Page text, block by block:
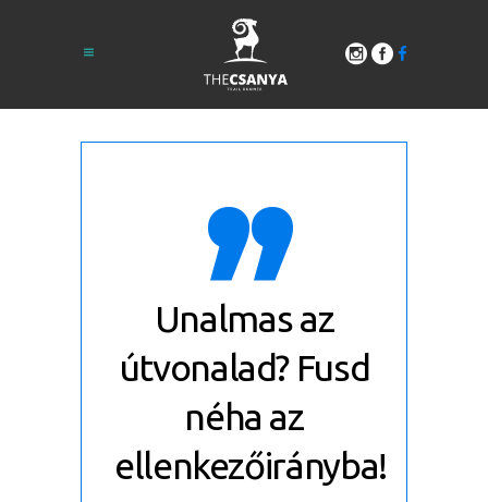
,,
Unalmas az
útvonalad? Fusd
néha az
ellenkezőirányba!